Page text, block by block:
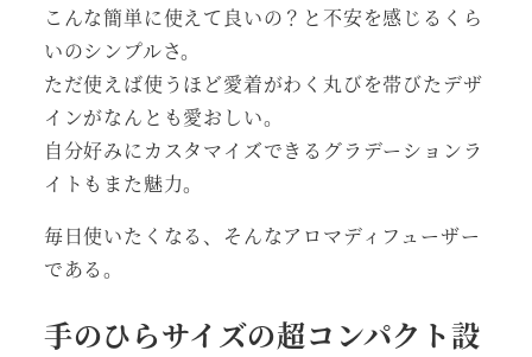
こんな簡単に使えて良いの？と不安を感じるくら
いのシンプルさ。
ただ使えば使うほど愛着がわく丸びを帯びたデザ
インがなんとも愛おしい。
自分好みにカスタマイズできるグラデーションラ
イトもまた魅力。
毎日使いたくなる、そんなアロマディフューザー
である。
手のひらサイズの超コンパクト設